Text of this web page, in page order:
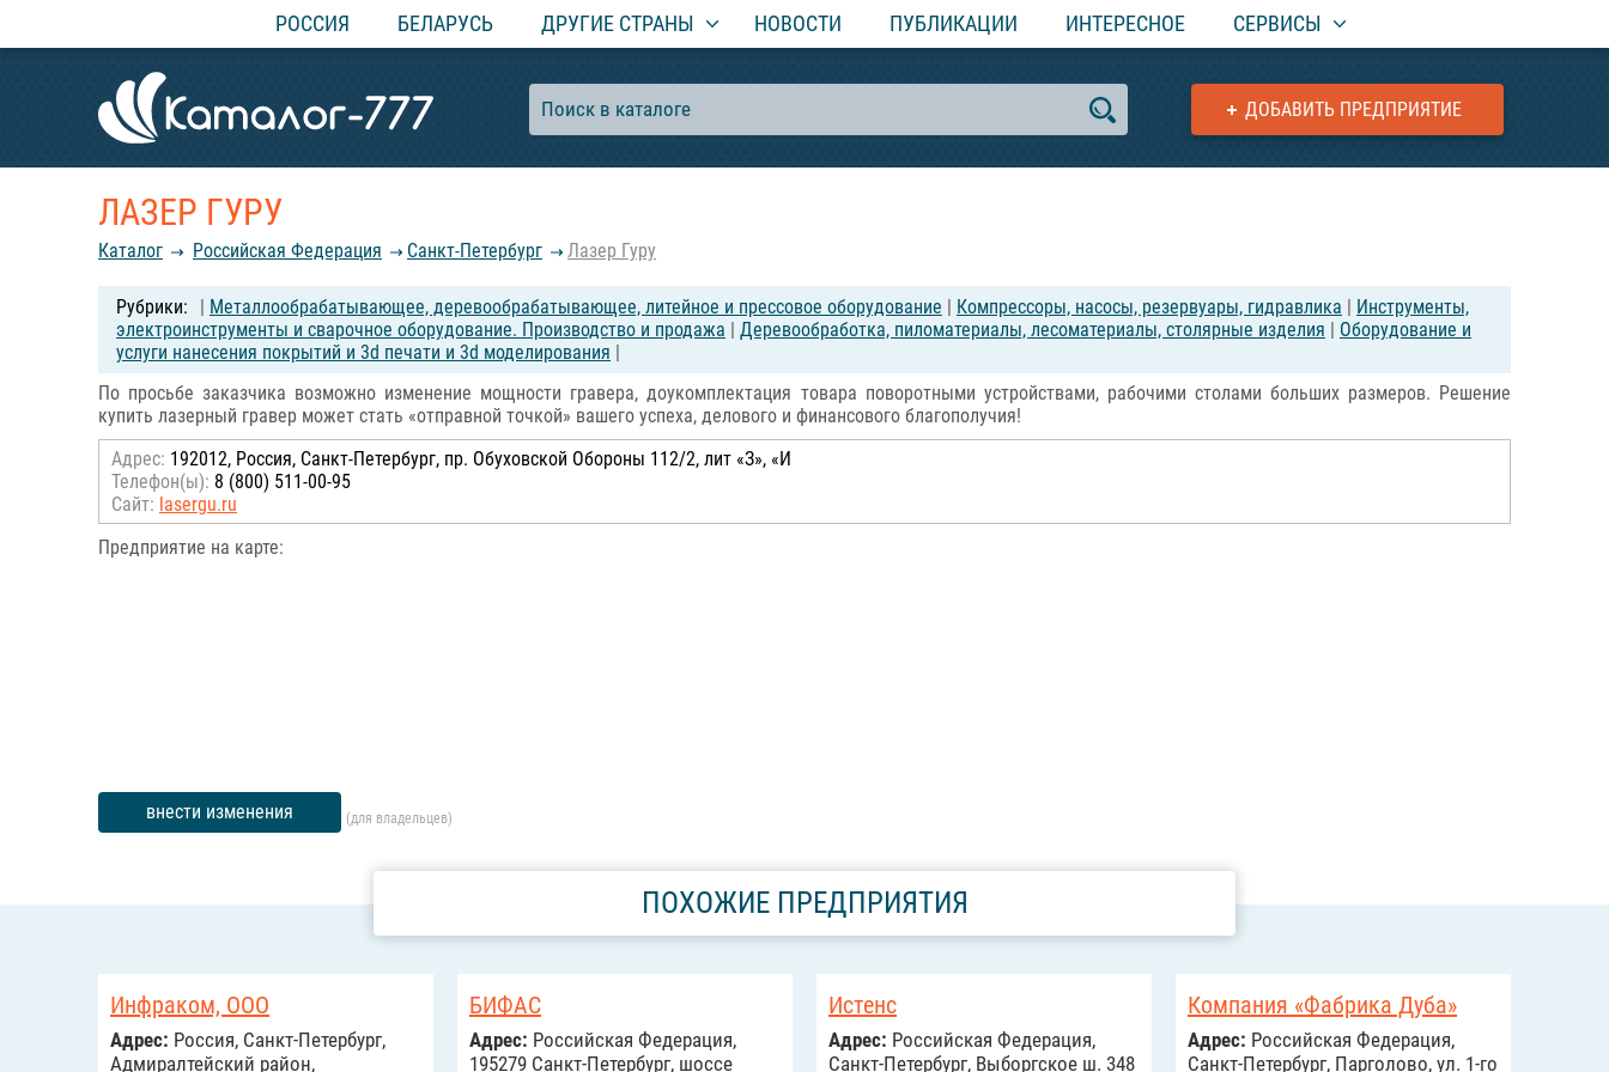
РОССИЯ БЕЛАРУСЬ ДРУГИЕ СТРАНЫ НОВОСТИ ПУБЛИКАЦИИ ИНТЕРЕСНОЕ СЕРВИСЫ
ДОБАВИТЬ ПРЕДПРИЯТИЕ
ЛАЗЕР ГУРУ
Каталог Российcкая Федерация Санкт-Петербург Лазер Гуру
| Металлообрабатывающее, деревообрабатывающее, литейное и прессовое оборудование | Компрессоры, насосы, резервуары, гидравлика | Инструменты,
электроинструменты и сварочное оборудование. Производство и продажа | Деревообработка, пиломатериалы, лесоматериалы, столярные изделия | Оборудование и
услуги нанесения покрытий и 3d печати и 3d моделирования |
По просьбе заказчика возможно изменение мощности гравера, доукомплектация товара поворотными устройствами, рабочими столами больших размеров. Решение
купить лазерный гравер может стать «отправной точкой» вашего успеха, делового и финансового благополучия!
Адрес: 192012, Россия, Санкт-Петербург, пр. Обуховской Обороны 112/2, лит «З», «И
Телефон(ы): 8 (800) 511-00-95
Сайт: lasergu.ru
Предприятие на карте:
внести изменения (для владельцев)
ПОХОЖИЕ ПРЕДПРИЯТИЯ
Инфраком, ООО
Адрес: Россия, Санкт-Петербург,
Адмиралтейский район,
БИФАС
Адрес: Российcкая Федерация,
195279 Санкт-Петербург, шоссе
Истенс
Адрес: Российcкая Федерация,
Санкт-Петербург, Выборгское ш. 348
Компания «Фабрика Дуба»
Адрес: Российcкая Федерация,
Санкт-Петербург, Парголово, ул. 1-го